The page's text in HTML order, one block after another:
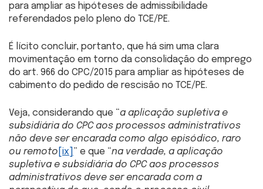
para ampliar as hipóteses de admissibilidade
referendados pelo pleno do TCE/PE.
É lícito concluir, portanto, que há sim uma clara
movimentação em torno da consolidação do emprego
do art. 966 do CPC/2015 para ampliar as hipóteses de
cabimento do pedido de rescisão no TCE/PE.
Veja, considerando que “a aplicação supletiva e
subsidiária do CPC aos processos administrativos
não deve ser encarada como algo episódico, raro
ou remoto [ix] ” e que “na verdade, a aplicação
supletiva e subsidiária do CPC aos processos
administrativos deve ser encarada com a